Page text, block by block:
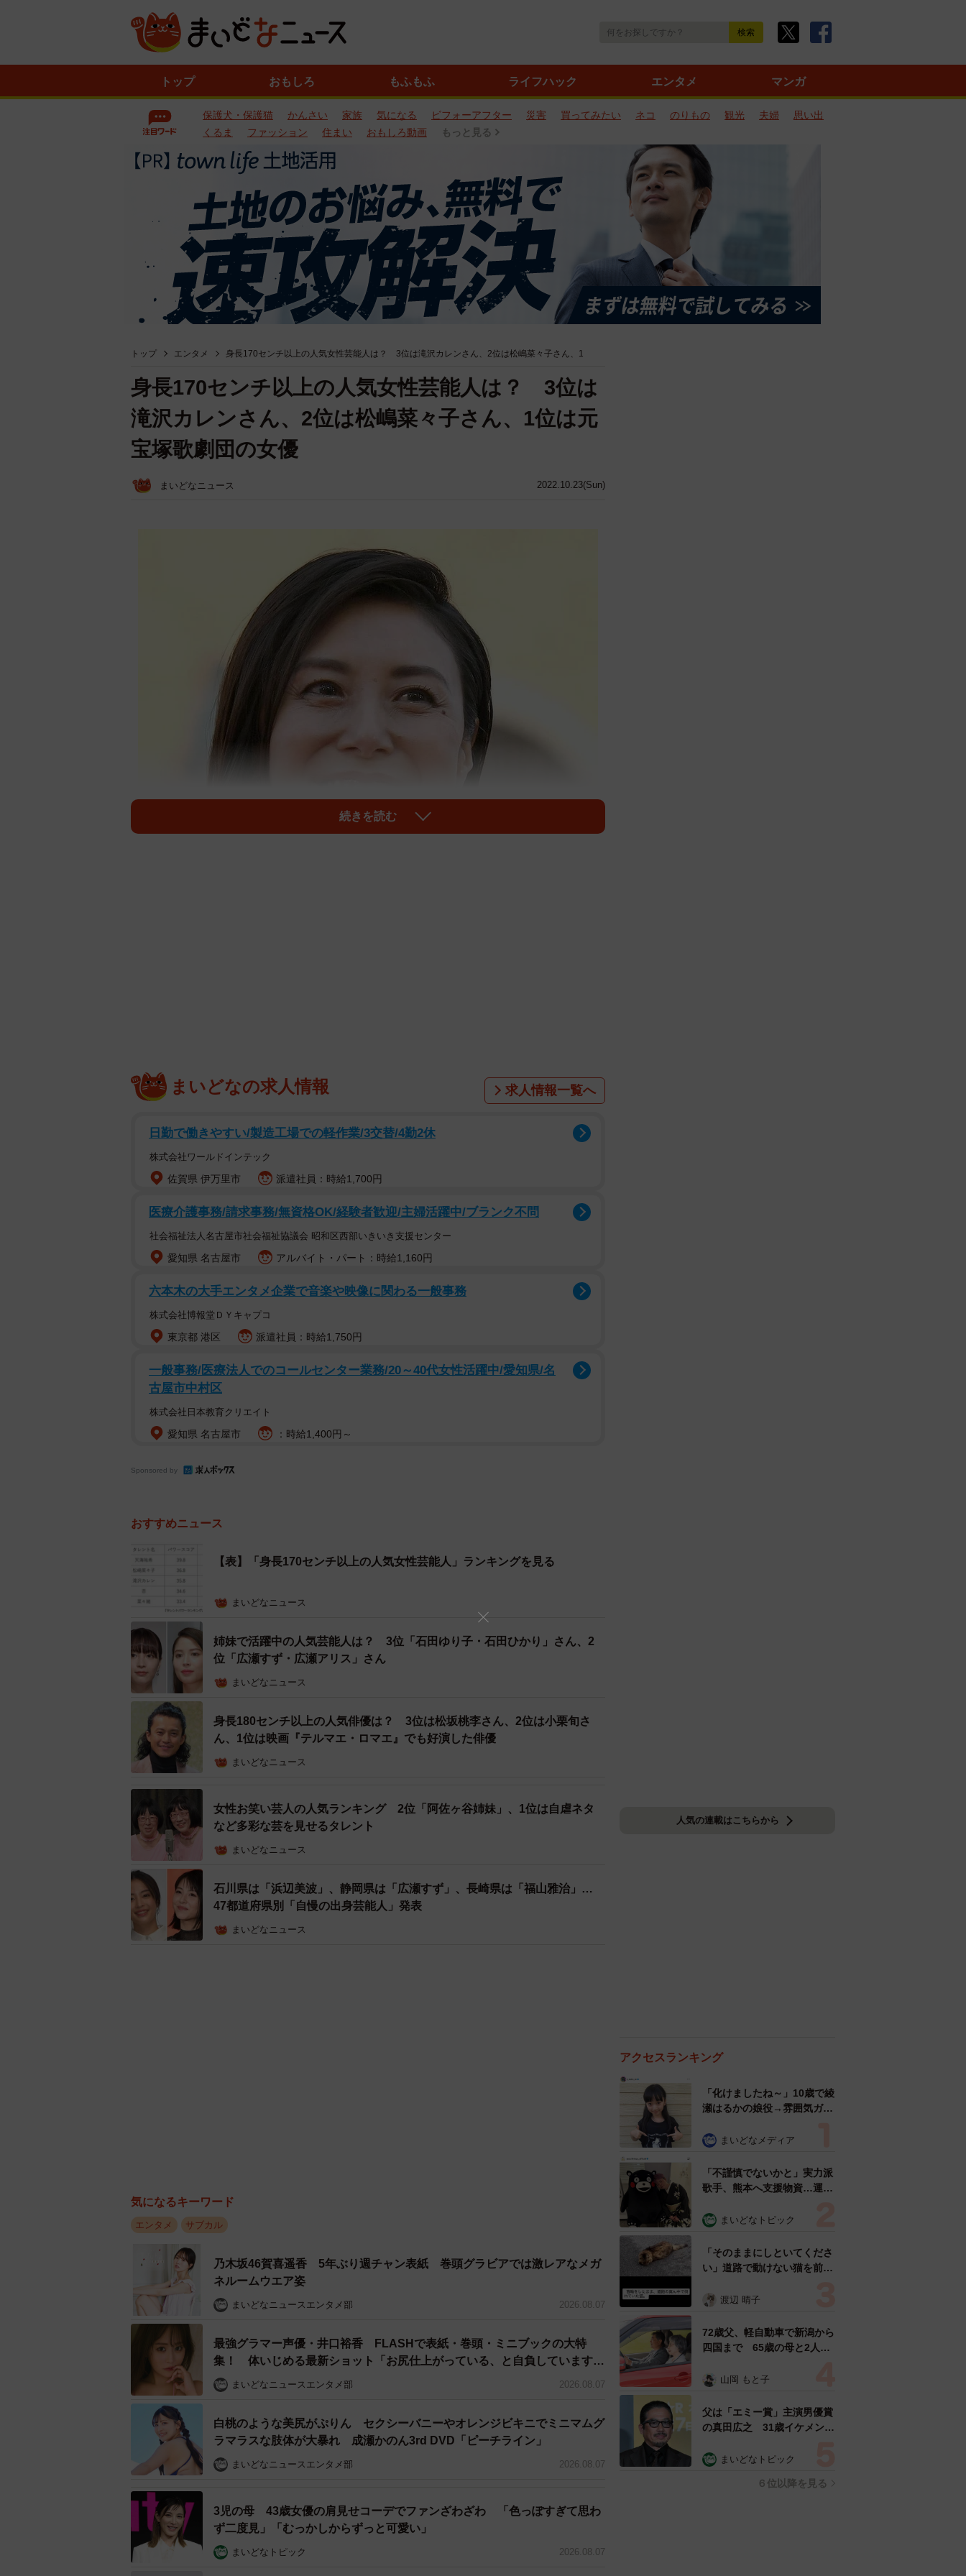
トップ おもしろ もふもふ ライフハック エンタメ マンガ
保護犬・保護猫 かんさい 家族 気になる ビフォーアフター 災害 買ってみたい ネコ のりもの 観光 夫婦
思い出
くるま
ファッション 住まい おもしろ動画 もっと見る
トップ エンタメ 身長170センチ以上の人気女性芸能人は？ 3位は滝沢カレンさん、2位は松嶋菜々子さん、1
2022.10.23(Sun)
身長170センチ以上の人気女性芸能人は？ 3位は
滝沢カレンさん、2位は松嶋菜々子さん、1位は元
宝塚歌劇団の女優
まいどなニュース
表した「身長170センチ以上の女性芸能人人気ランキング」によると、第1位には「天海祐
希」さんが選ばれたそうです。
ランキングは、タレントの「認知度（顔と名前を知っている）と「誘引率（見たい・聴きた
い・知りたい）」の調査データを掛け合わせて算出された独自の指標「パワースコア」をも
とに作成されており、本ランキングは2021〜2022年に行われた調査を中心にまとめたそう
です。TOP3の結果は以下の通りです。
▽身長170センチ以上の女性芸能人人気ランキング
（1996年）』でヒロインを務めると、以降数多くのドラマや映画に出演し人気を獲得しまし
た。
代表作にはNHK大河ドラマ『利家とまつ〜加賀百万石物語〜（2002年）』などがありま
す。映画では『ゴースト もういちど抱きしめたい（2010年）』『町田くんの世界（2019
年）』へ出演していました。
【3位：滝沢カレン】
1992年生まれで、モデル・女優として活動する一方、バラエティ番組にも出演しています。
身長は170cmです。絶妙に崩れた日本語がバラエティで話題となり、『全力！脱力タイム
ズ』『行列のできる相談所』などにレギュラー出演しています。
料理の腕前も高く、2020年に出版した『カレンの台所』は、20万5,000部突破の大ベストセ
ラーとなっています。
◇ ◇
【出典】
▽身長170cm以上ある人気女性芸能人とは？意外なあの人もランクイン！
https://tpranking.com/tall-actress
▽タレントパワーランキング
続きを読む
まいどなの求人情報 求人情報一覧へ
日勤で働きやすい/製造工場での軽作業/3交替/4勤2休
株式会社ワールドインテック
佐賀県 伊万里市 派遣社員：時給1,700円
医療介護事務/請求事務/無資格OK/経験者歓迎/主婦活躍中/ブランク不問
社会福祉法人名古屋市社会福祉協議会 昭和区西部いきいき支援センター
愛知県 名古屋市 アルバイト・パート：時給1,160円
六本木の大手エンタメ企業で音楽や映像に関わる一般事務
株式会社博報堂ＤＹキャプコ
東京都 港区 派遣社員：時給1,750円
一般事務/医療法人でのコールセンター業務/20～40代女性活躍中/愛知県/名
古屋市中村区
株式会社日本教育クリエイト
愛知県 名古屋市 ：時給1,400円～
Sponsored by
おすすめニュース
【表】「身長170センチ以上の人気女性芸能人」ランキングを見る
まいどなニュース
姉妹で活躍中の人気芸能人は？ 3位「石田ゆり子・石田ひかり」さん、2
位「広瀬すず・広瀬アリス」さん
まいどなニュース
身長180センチ以上の人気俳優は？ 3位は松坂桃李さん、2位は小栗旬さ
ん、1位は映画『テルマエ・ロマエ』でも好演した俳優
まいどなニュース
女性お笑い芸人の人気ランキング 2位「阿佐ヶ谷姉妹」、1位は自虐ネタ
など多彩な芸を見せるタレント
まいどなニュース
石川県は「浜辺美波」、静岡県は「広瀬すず」、長崎県は「福山雅治」…
47都道府県別「自慢の出身芸能人」発表
まいどなニュース
気になるキーワード
エンタメ サブカル
乃木坂46賀喜遥香 5年ぶり週チャン表紙 巻頭グラビアでは激レアなメガ
ネルームウエア姿
まいどなニュースエンタメ部 2026.08.07
最強グラマー声優・井口裕香 FLASHで表紙・巻頭・ミニブックの大特
集！ 体いじめる最新ショット「お尻仕上がっている、と自負しています」
「いくつになっても理想の身体でいたい」
まいどなニュースエンタメ部 2026.08.07
白桃のような美尻がぷりん セクシーバニーやオレンジビキニでミニマムグ
ラマラスな肢体が大暴れ 成瀬かのん3rd DVD「ピーチライン」
まいどなニュースエンタメ部 2026.08.07
3児の母 43歳女優の肩見せコーデでファンざわざわ 「色っぽすぎて思わ
ず二度見」「むっかしからずっと可愛い」
まいどなトピック 2026.08.07
人気の連載はこちらから
アクセスランキング
「化けましたね～」10歳で綾
瀬はるかの娘役→雰囲気ガラ
雰囲気が」「宝塚に入れそ
まいどなメディア
「不謹慎でないかと」実力派
歌手、熊本へ支援物資…運搬
めらい 「痛いほど伝わる」
まいどなトピック
「そのままにしといてくださ
い」道路で動けない猫を前に
ようとした4日間 「命の重
表の訴え
渡辺 晴子
72歳父、軽自動車で新潟から
四国まで 65歳の母と2人で
憩まで分刻み… 「大学生で
山岡 もと子
父は「エミー賞」主演男優賞
の真田広之 31歳イケメン俳
「ガチヒロさんそっくり」
まいどなトピック
６位以降を見る